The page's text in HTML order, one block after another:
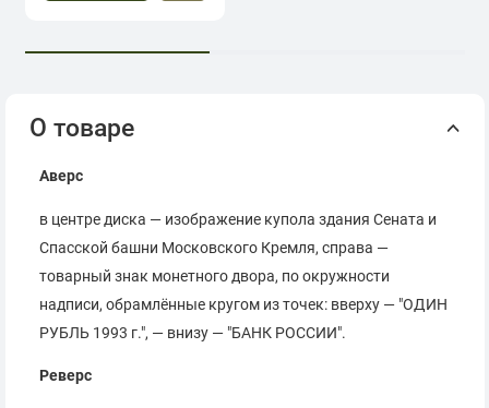
О товаре
Аверс
в центре диска — изображение купола здания Сената и
Спасской башни Московского Кремля, справа —
товарный знак монетного двора, по окружности
надписи, обрамлённые кругом из точек: вверху — "ОДИН
РУБЛЬ 1993 г.", — внизу — "БАНК РОССИИ".
Реверс